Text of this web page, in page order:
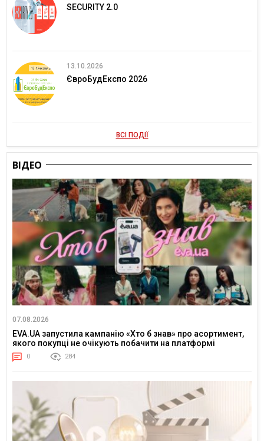
SECURITY 2.0
13.10.2026
ЄвроБудЕкспо 2026
ВСІ ПОДІЇ
ВІДЕО
07.08.2026
EVA.UA запустила кампанію «Хто б знав» про асортимент,
якого покупці не очікують побачити на платформі
0 284